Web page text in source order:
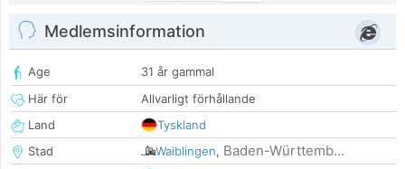
Medlemsinformation
Age
31 år gammal
Här för
Allvarligt förhållande
Land
Tyskland
Stad
Waiblingen, Baden-Württemb...